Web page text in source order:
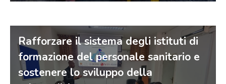
Rafforzare il sistema degli istituti di
formazione del personale sanitario e
sostenere lo sviluppo della